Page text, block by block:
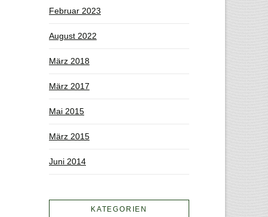
Februar 2023
August 2022
März 2018
März 2017
Mai 2015
März 2015
Juni 2014
KATEGORIEN